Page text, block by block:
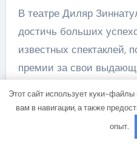
В театре Диляр
достичь больших
известных спектаклей,
премии за свои
Харламова в спектакле
актерская мастерство и
роли сделали этот
Этот сайт использует куки-файлы
вам в навигации, а также
опыт.